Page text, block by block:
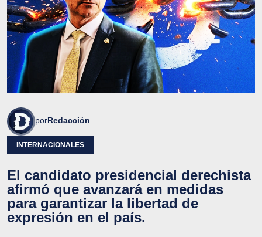
porRedacción
INTERNACIONALES
El candidato presidencial derechista
afirmó que avanzará en medidas
para garantizar la libertad de
expresión en el país.